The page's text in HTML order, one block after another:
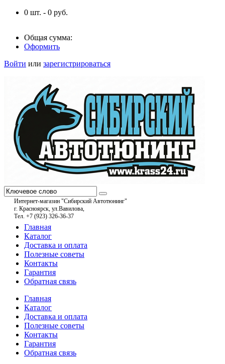
0 шт. - 0 руб.
Общая сумма:
Оформить
Войти или зарегистрироваться
Интернет-магазин "Сибирский Автотюнинг"
г. Красноярск, ул.Вавилова,
Тел. +7 (923) 326-36-37
Главная
Каталог
Доставка и оплата
Полезные советы
Контакты
Гарантия
Обратная связь
Главная
Каталог
Доставка и оплата
Полезные советы
Контакты
Гарантия
Обратная связь